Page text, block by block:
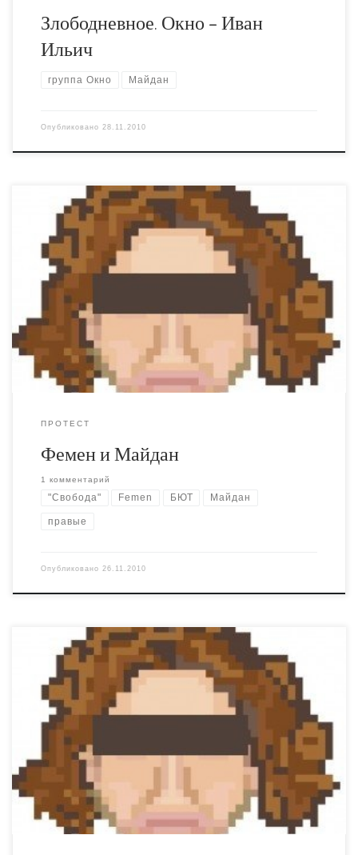
Злободневное. Окно – Иван
Ильич
группа Окно Майдан
Опубликовано 28.11.2010
Моё отношение к Фемен в последний месяц время
слегка поменялось в позитивную сторону. В том
смысле, что раньше я считал их полностью
коммерческим политтехнологическим проектом, но
недавно выяснил, что в них и в самом деле тлеет искра
священного безумия. Бессмысленный набор из эпатажа,
прогрессивных и реакционных лозунгов мне всё так […]
ПРОТЕСТ
Фемен и Майдан
1 комментарий
"Свобода" Femen БЮТ Майдан
правые
Опубликовано 26.11.2010
Блоггеры, давайте поговорим о протестах против
налогового кодекса. Сейчас на этот счёт ломаются
копья в рассылках, интересно послушать мнение более
широкой публики. Аргументы против Майдана: 1) Spirit
of 2004, неуклюжая попытка реванша Тимошенко и
других политиканов. 2) Праворадикальная риторика,
нацисты на трибунах. 3) Частичная проплаченность. 4)
Пока всё внимание сосредоточено […]